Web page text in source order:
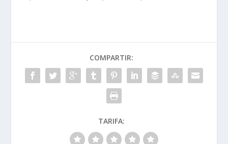
COMPARTIR:
TARIFA: